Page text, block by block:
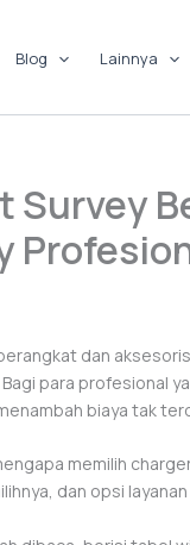
Blog Lainnya
Survey
dan
para profesional
biaya tak
memilih
dan opsi